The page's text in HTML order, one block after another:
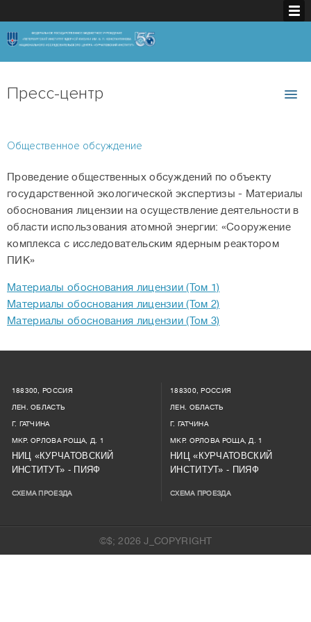
Пресс-центр
Общественное обсуждение
Проведение общественных обсуждений по объекту
государственной экологической экспертизы - Материалы
обоснования лицензии на осуществление деятельности в
области использования атомной энергии: «Сооружение
комплекса с исследовательским ядерным реактором
ПИК»
Материалы обоснования лицензии (Том 1)
Материалы обоснования лицензии (Том 2)
Материалы обоснования лицензии (Том 3)
188300, РОССИЯ
ЛЕН. ОБЛАСТЬ
Г. ГАТЧИНА
МКР. ОРЛОВА РОЩА, Д. 1
НИЦ «КУРЧАТОВСКИЙ
ИНСТИТУТ» - ПИЯФ
СХЕМА ПРОЕЗДА
188300, РОССИЯ
ЛЕН. ОБЛАСТЬ
Г. ГАТЧИНА
МКР. ОРЛОВА РОЩА, Д. 1
НИЦ «КУРЧАТОВСКИЙ
ИНСТИТУТ» - ПИЯФ
СХЕМА ПРОЕЗДА
©$; 2026 J_COPYRIGHT